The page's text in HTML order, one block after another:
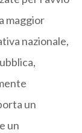
maggior
nazionale,
un
un